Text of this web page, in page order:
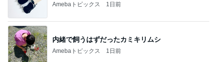
Amebaトピックス 1日前
内緒で飼うはずだったカミキリムシ
Amebaトピックス 1日前